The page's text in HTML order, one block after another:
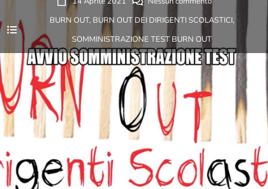
BURN OUT, BURN OUT DEI DIRIGENTI SCOLASTICI,
SOMMINISTRAZIONE TEST BURN OUT